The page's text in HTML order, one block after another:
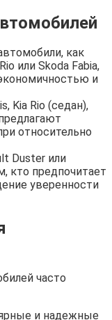
как
или Skoda Fabia,
и
Kia Rio (седан),
относительно
Duster или
кто предпочитает
уверенности
часто
и надежные